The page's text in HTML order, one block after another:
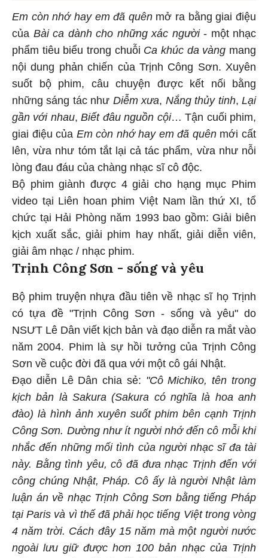
Em còn nhớ hay em đã quênmở ra bằng giai điệu
của Bài ca dành cho những xác người - một nhạc
phẩm tiêu biểu trong chuỗi Ca khúc da vàng mang
nội dung phản chiến của Trịnh Công Sơn. Xuyên
suốt bộ phim, câu chuyện được kết nối bằng
những sáng tác như Diễm xưa, Nắng thủy tinh,Lại
gần với nhau,Biết đâu nguồn cội… Tận cuối phim,
giai điệu của Em còn nhớ hay em đã quên mới cất
lên, vừa như tóm tắt lại cả tác phẩm, vừa như nỗi
lòng đau đáu của chàng nhạc sĩ cô độc.
Bộ phim giành được 4 giải cho hạng mục Phim
video tại Liên hoan phim Việt Nam lần thứ XI, tổ
chức tại Hải Phòng năm 1993 bao gồm: Giải biên
kịch xuất sắc, giải phim hay nhất, giải diễn viên,
giải âm nhạc / nhạc phim.
Trịnh Công Sơn - sống và yêu
Bộ phim truyện nhựa đầu tiên về nhạc sĩ họ Trịnh
có tựa đề "Trịnh Công Sơn - sống và yêu" do
NSƯT Lê Dân viết kịch bản và đạo diễn ra mắt vào
năm 2004. Phim là sự hồi tưởng của Trịnh Công
Sơn về cuộc đời đã qua với một cô gái Nhật.
Đạo diễn Lê Dân chia sẻ: "Cô Michiko, tên trong
kịch bản là Sakura (Sakura có nghĩa là hoa anh
đào) là hình ảnh xuyên suốt phim bên cạnh Trịnh
Công Sơn. Dường như ít người nhớ đến cô mỗi khi
nhắc đến những mối tình của người nhạc sĩ đa tài
này. Bằng tình yêu, cô đã đưa nhạc Trịnh đến với
công chúng Nhật, Pháp. Cô ấy là người Nhật làm
luận án về nhạc Trịnh Công Sơn bằng tiếng Pháp
tại Paris và vì thế đã phải học tiếng Việt trong vòng
4 năm trời. Cách đây 15 năm mà một người nước
ngoài lưu giữ được hơn 100 bản nhạc của Trịnh